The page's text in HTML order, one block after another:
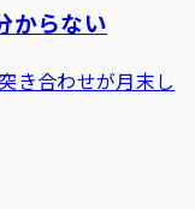
からない
き合わせが月末し